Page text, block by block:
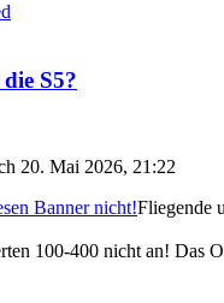
S5?
20. Mai 2026, 21:22
Banner nicht!Fliegende
100-400 nicht an! Das